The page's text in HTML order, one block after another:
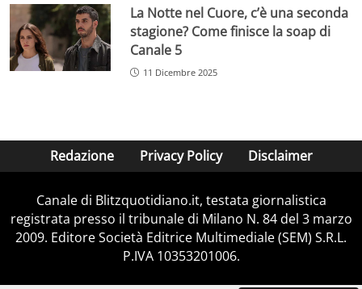
La Notte nel Cuore, c’è una seconda
stagione? Come finisce la soap di
Canale 5
11 Dicembre 2025
Redazione Privacy Policy Disclaimer
Canale di Blitzquotidiano.it, testata giornalistica
registrata presso il tribunale di Milano N. 84 del 3 marzo
2009. Editore Società Editrice Multimediale (SEM) S.R.L.
P.IVA 10353201006.